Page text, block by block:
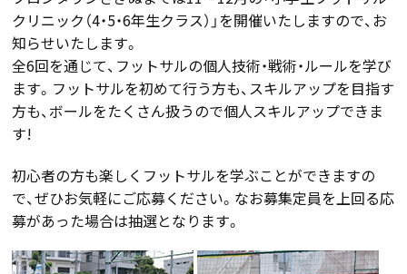
クリニック（4・5・6年生クラス）」を開催いたしますので、お
知らせいたします。
全6回を通じて、フットサルの個人技術・戦術・ルールを学び
ます。フットサルを初めて行う方も、スキルアップを目指す
方も、ボールをたくさん扱うので個人スキルアップできま
す!
初心者の方も楽しくフットサルを学ぶことができますの
で、ぜひお気軽にご応募ください。なお募集定員を上回る応
募があった場合は抽選となります。